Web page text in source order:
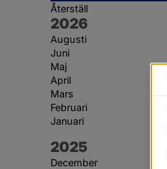
Återställ
År:
2026
Augusti
Juni
Maj
April
Mars
Februari
Januari
År:
2025
December